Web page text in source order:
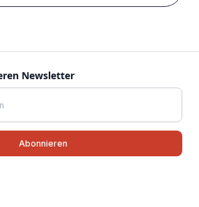
Newsletter